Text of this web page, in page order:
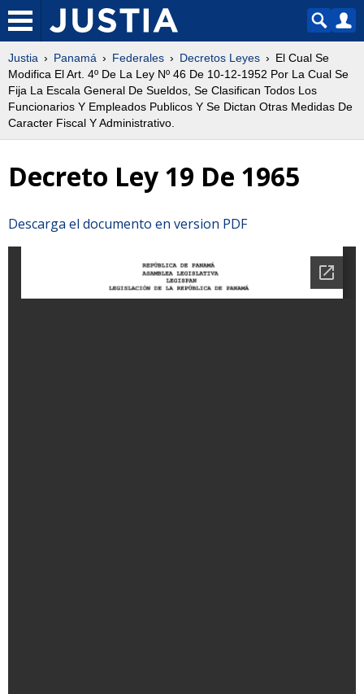
Justia Panamá Federales Decretos Leyes
El Cual Se
Modifica El Art. 4º De La Ley Nº 46 De 10-12-1952 Por La Cual Se
Fija La Escala General De Sueldos, Se Clasifican Todos Los
Funcionarios Y Empleados Publicos Y Se Dictan Otras Medidas De
Caracter Fiscal Y Administrativo.
Decreto Ley 19 De 1965
Descarga el documento en version PDF